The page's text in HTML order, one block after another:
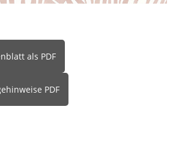
als PDF
PDF